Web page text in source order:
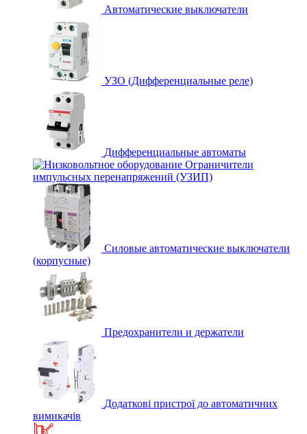
Автоматические выключатели
УЗО (Дифференциальные реле)
Дифференциальные автоматы
Ограничители
импульсных перенапряжений (УЗИП)
Силовые автоматические выключатели
(корпусные)
Предохранители и держатели
Додаткові пристрої до автоматичних
вимикачів